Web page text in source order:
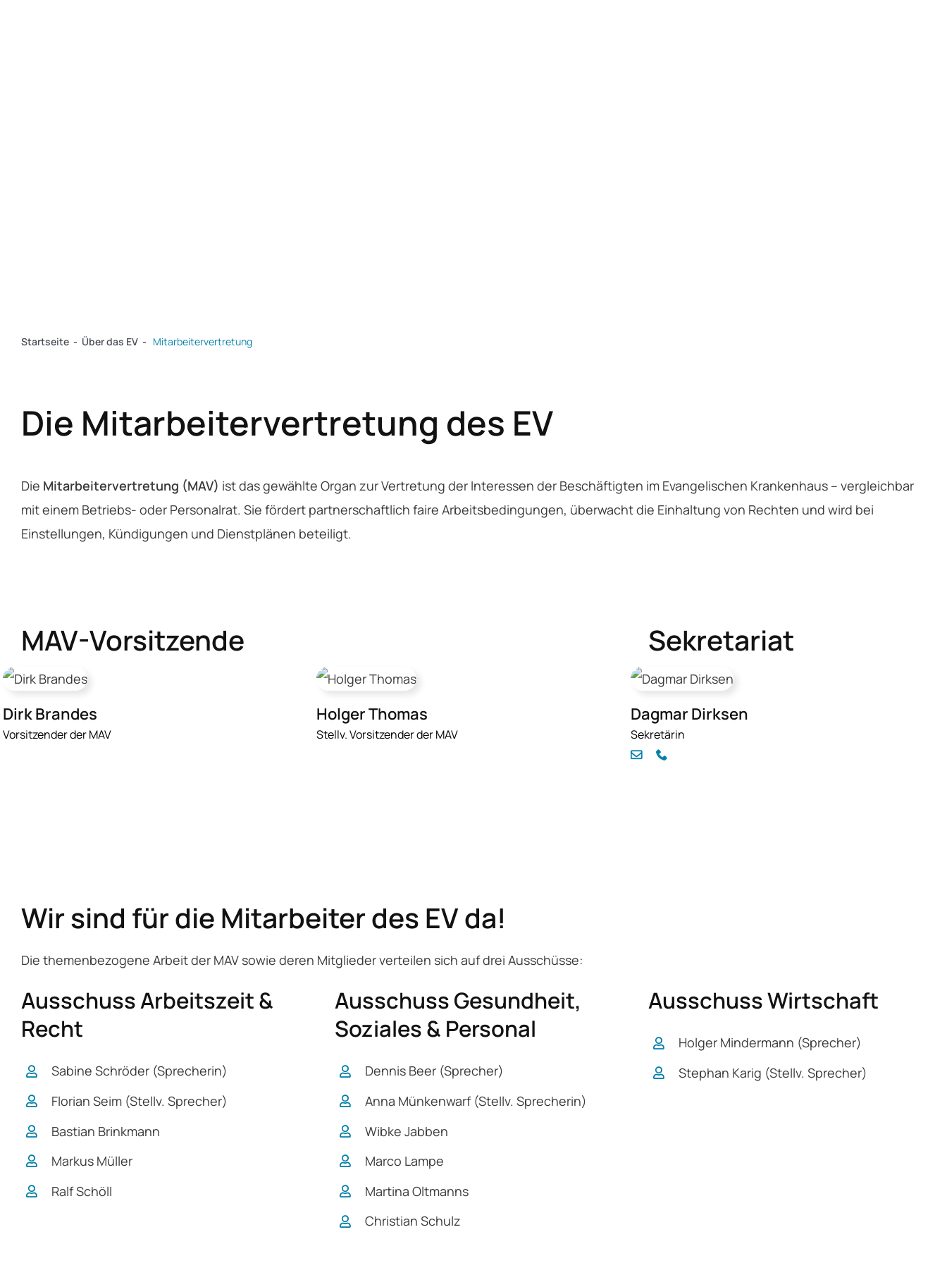
Startseite - Über das EV - Mitarbeitervertretung
Die Mitarbeitervertretung des EV
Die Mitarbeitervertretung (MAV) ist das gewählte Organ zur Vertretung der Interessen der Beschäftigten im Evangelischen Krankenhaus – vergleichbar
mit einem Betriebs- oder Personalrat. Sie fördert partnerschaftlich faire Arbeitsbedingungen, überwacht die Einhaltung von Rechten und wird bei
Einstellungen, Kündigungen und Dienstplänen beteiligt.
MAV-Vorsitzende Sekretariat
Dirk Brandes
Vorsitzender der MAV
Holger Thomas
Stellv. Vorsitzender der MAV
Dagmar Dirksen
Sekretärin
Wir sind für die Mitarbeiter des EV da!
Die themenbezogene Arbeit der MAV sowie deren Mitglieder verteilen sich auf drei Ausschüsse:
Ausschuss Arbeitszeit &
Recht
Sabine Schröder (Sprecherin)
Florian Seim (Stellv. Sprecher)
Bastian Brinkmann
Markus Müller
Ralf Schöll
Ausschuss Gesundheit,
Soziales & Personal
Dennis Beer (Sprecher)
Anna Münkenwarf (Stellv. Sprecherin)
Wibke Jabben
Marco Lampe
Martina Oltmanns
Christian Schulz
Ausschuss Wirtschaft
Holger Mindermann (Sprecher)
Stephan Karig (Stellv. Sprecher)